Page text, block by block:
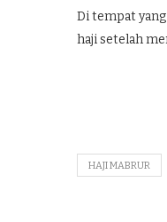
Di tempat
haji setelah
HAJI MABRUR